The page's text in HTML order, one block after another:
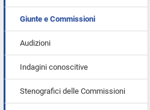
Giunte e Commissioni
Audizioni
Indagini conoscitive
Stenografici delle Commissioni